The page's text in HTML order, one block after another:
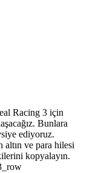
Racing 3 için
Bunlara
ediyoruz.
ve para hilesi
kopyalayın.